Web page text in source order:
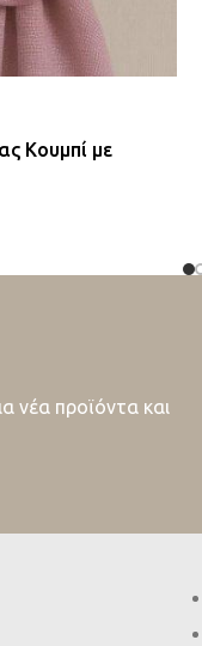
Κουμπί με
νέα προϊόντα και